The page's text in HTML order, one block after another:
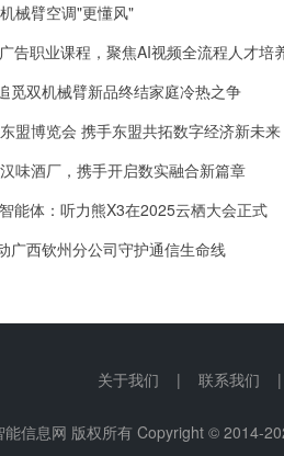
械臂空调"更懂风"
告职业课程，聚焦AI视频全流程人才培
觅双机械臂新品终结家庭冷热之争
盟博览会 携手东盟共拓数字经济新未来
味酒厂，携手开启数实融合新篇章
能体：听力熊X3在2025云栖大会正式
广西钦州分公司守护通信生命线
关于我们 | 联系我
能信息网 版权所有 Copyright © 2014-